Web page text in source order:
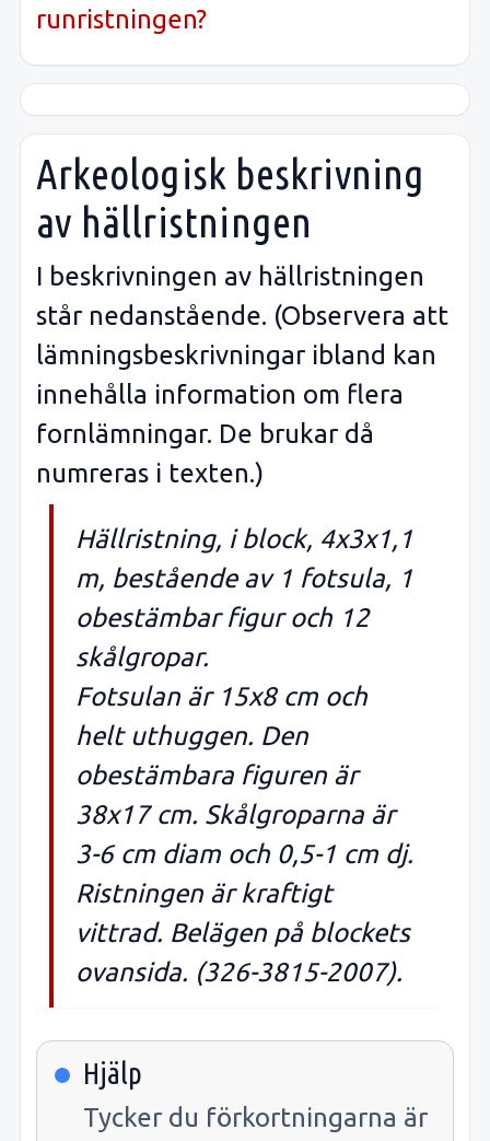
runristningen?
Arkeologisk beskrivning
av hällristningen
I beskrivningen av hällristningen
står nedanstående. (Observera att
lämningsbeskrivningar ibland kan
innehålla information om flera
fornlämningar. De brukar då
numreras i texten.)
Hällristning, i block, 4x3x1,1
m, bestående av 1 fotsula, 1
obestämbar figur och 12
skålgropar.
Fotsulan är 15x8 cm och
helt uthuggen. Den
obestämbara figuren är
38x17 cm. Skålgroparna är
3-6 cm diam och 0,5-1 cm dj.
Ristningen är kraftigt
vittrad. Belägen på blockets
ovansida. (326-3815-2007).
Hjälp
Tycker du förkortningarna är